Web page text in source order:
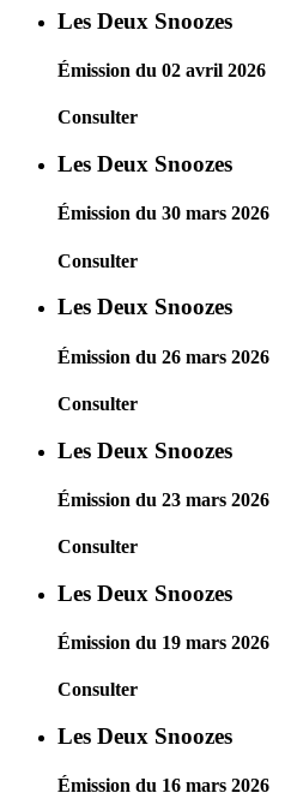
Les Deux Snoozes
Émission du 02 avril 2026
Consulter
Les Deux Snoozes
Émission du 30 mars 2026
Consulter
Les Deux Snoozes
Émission du 26 mars 2026
Consulter
Les Deux Snoozes
Émission du 23 mars 2026
Consulter
Les Deux Snoozes
Émission du 19 mars 2026
Consulter
Les Deux Snoozes
Émission du 16 mars 2026